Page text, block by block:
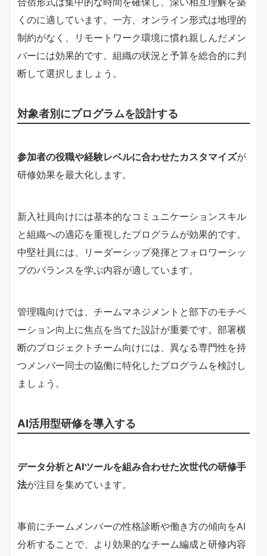
くのに適しています。一方、オンライン形式は地理的
制約がなく、リモートワーク環境に慣れ親しんだメン
バーには効果的です。組織の状況と予算を総合的に判
断して選択しましょう。
対象者別にプログラムを設計する
参加者の役職や経験レベルに合わせたカスタマイズが
研修効果を最大化します。
新入社員向けには基本的なコミュニケーションスキル
と組織への適応を重視したプログラムが効果的です。
中堅社員には、リーダーシップ発揮とフォロワーシッ
プのバランスを学ぶ内容が適しています。
管理職向けでは、チームマネジメントと部下のモチベ
ーション向上に焦点を当てた設計が重要です。部署横
断のプロジェクトチーム向けには、異なる専門性を持
つメンバー同士の協働に特化したプログラムを検討し
ましょう。
AI活用型研修を導入する
データ分析とAIツールを組み合わせた次世代の研修手
法が注目を集めています。
事前にチームメンバーの性格診断や働き方の傾向をAI
分析することで、より効果的なチーム編成と研修内容